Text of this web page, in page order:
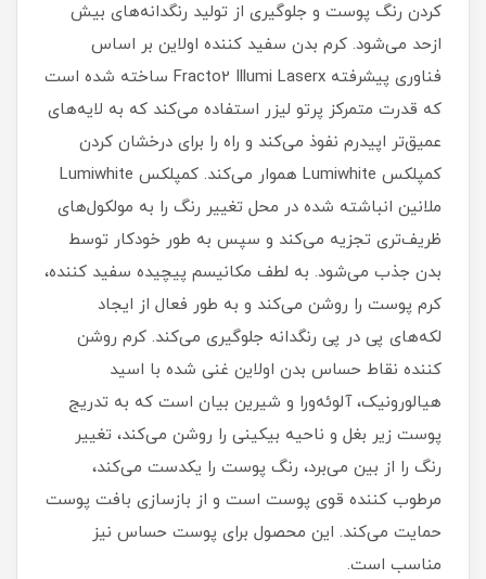
کردن رنگ پوست و جلوگیری از تولید رنگدانه‌های بیش
ازحد می‌شود. کرم بدن سفید کننده اولاین بر اساس
فناوری پیشرفته Fracto2 Illumi Laserx ساخته شده است
که قدرت متمرکز پرتو لیزر استفاده می‌کند که به لایه‌های
عمیق‌تر اپیدرم نفوذ می‌کند و راه را برای درخشان کردن
کمپلکس Lumiwhite هموار می‌کند. کمپلکس Lumiwhite
ملانین انباشته شده در محل تغییر رنگ را به مولکول‌های
ظریف‌تری تجزیه می‌کند و سپس به طور خودکار توسط
بدن جذب می‌شود. به لطف مکانیسم پیچیده سفید کننده،
کرم پوست را روشن می‌کند و به طور فعال از ایجاد
لکه‌های پی در پی رنگدانه جلوگیری می‌کند. کرم روشن
کننده نقاط حساس بدن اولاین غنی شده با اسید
هیالورونیک، آلوئه‌ورا و شیرین بیان است که به تدریج
پوست زیر بغل و ناحیه بیکینی را روشن می‌کند، تغییر
رنگ را از بین می‌برد، رنگ پوست را یکدست می‌کند،
مرطوب کننده قوی پوست است و از بازسازی بافت پوست
حمایت می‌کند. این محصول برای پوست‌ حساس نیز
مناسب است.